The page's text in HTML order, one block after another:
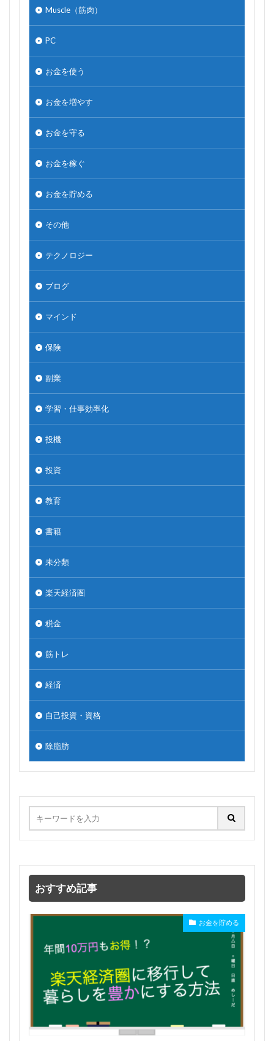
Muscle（筋肉）
PC
お金を使う
お金を増やす
お金を守る
お金を稼ぐ
お金を貯める
その他
テクノロジー
ブログ
マインド
保険
副業
学習・仕事効率化
投機
投資
教育
書籍
未分類
楽天経済圏
税金
筋トレ
経済
自己投資・資格
除脂肪
おすすめ記事
お金を貯める